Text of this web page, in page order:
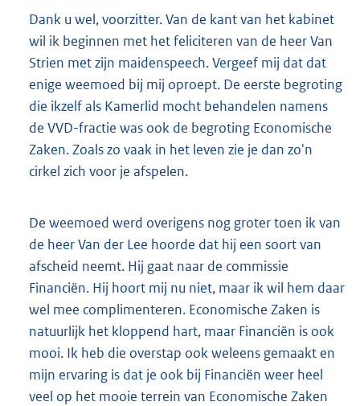
Dank u wel, voorzitter. Van de kant van het kabinet
wil ik beginnen met het feliciteren van de heer Van
Strien met zijn maidenspeech. Vergeef mij dat dat
enige weemoed bij mij oproept. De eerste begroting
die ikzelf als Kamerlid mocht behandelen namens
de VVD-fractie was ook de begroting Economische
Zaken. Zoals zo vaak in het leven zie je dan zo'n
cirkel zich voor je afspelen.
De weemoed werd overigens nog groter toen ik van
de heer Van der Lee hoorde dat hij een soort van
afscheid neemt. Hij gaat naar de commissie
Financiën. Hij hoort mij nu niet, maar ik wil hem daar
wel mee complimenteren. Economische Zaken is
natuurlijk het kloppend hart, maar Financiën is ook
mooi. Ik heb die overstap ook weleens gemaakt en
mijn ervaring is dat je ook bij Financiën weer heel
veel op het mooie terrein van Economische Zaken